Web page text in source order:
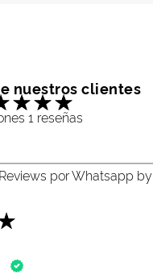
nuestros clientes
1 reseñas
Reviews por Whatsapp by